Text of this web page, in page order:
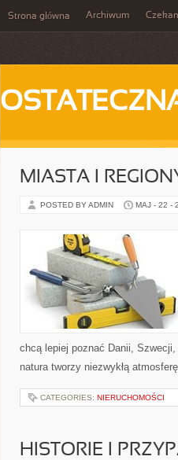
Strona główna Archiwum
MIASTA I
POSTED BY ADMIN MAJ - 22 -
chcą lepiej poznać Danii,
natura tworzy niezwykłą
CATEGORIES: NIERUCHOMOŚCI
HISTORIE I